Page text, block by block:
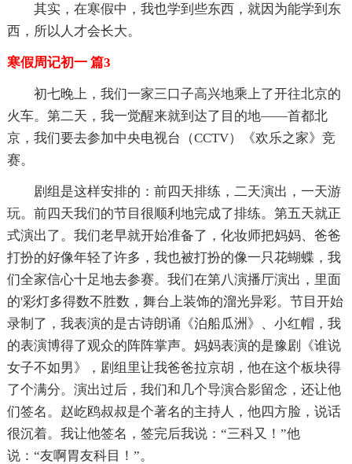
其实，在寒假中，我也学到些东西，就因为能学到东
西，所以人才会长大。
寒假周记初一 篇3
初七晚上，我们一家三口子高兴地乘上了开往北京的
火车。第二天，我一觉醒来就到达了目的地——首都北
京，我们要去参加中央电视台（CCTV）《欢乐之家》竞
赛。
剧组是这样安排的：前四天排练，二天演出，一天游
玩。前四天我们的节目很顺利地完成了排练。第五天就正
式演出了。我们老早就开始准备了，化妆师把妈妈、爸爸
打扮的好像年轻了许多，我也被打扮的像一只花蝴蝶，我
们全家信心十足地去参赛。我们在第八演播厅演出，里面
的'彩灯多得数不胜数，舞台上装饰的溜光异彩。节目开始
录制了，我表演的是古诗朗诵《泊船瓜洲》、小红帽，我
的表演博得了观众的阵阵掌声。妈妈表演的是豫剧《谁说
女子不如男》，剧组里让我爸爸拉京胡，他在这个板块得
了个满分。演出过后，我们和几个导演合影留念，还让他
们签名。赵屹鸥叔叔是个著名的主持人，他四方脸，说话
很沉着。我让他签名，签完后我说：“三科又！”他
说：“友啊胃友科目！”。